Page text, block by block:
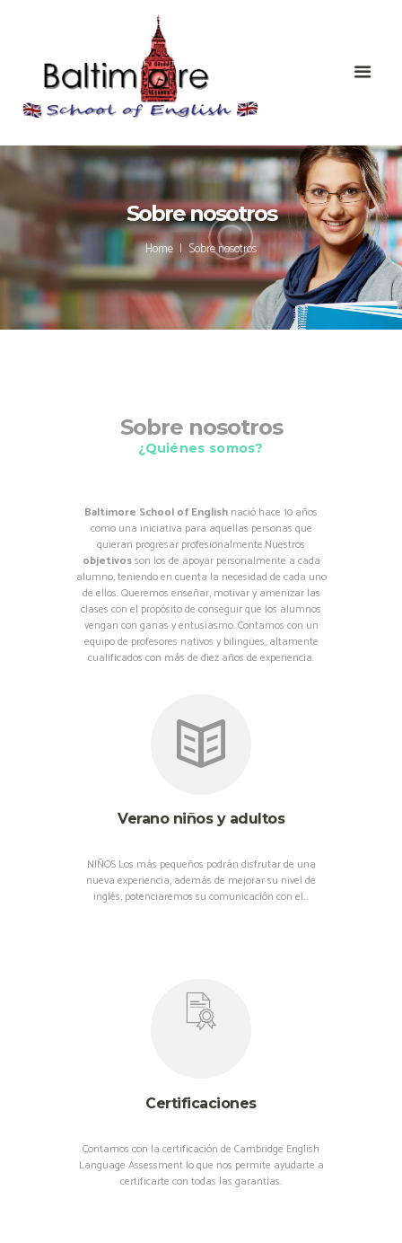
Sobre nosotros
Home Sobre nosotros
Sobre nosotros
¿Quiénes somos?
Baltimore School of English nació hace 10 años
como una iniciativa para aquellas personas que
quieran progresar profesionalmente.Nuestros
objetivosson los de apoyar personalmente a cada
alumno, teniendo en cuenta la necesidad de cada uno
de ellos. Queremos enseñar, motivar y amenizar las
clases con el propósito de conseguir que los alumnos
vengan con ganas y entusiasmo. Contamos con un
equipo de profesores nativos y bilingües, altamente
cualificados con más de diez años de experiencia.
Verano niños y adultos
NIÑOS Los más pequeños podrán disfrutar de una
nueva experiencia, además de mejorar su nivel de
inglés, potenciaremos su comunicación con el...
Certificaciones
Contamos con la certificación de Cambridge English
Language Assessment lo que nos permite ayudarte a
certificarte con todas las garantías.